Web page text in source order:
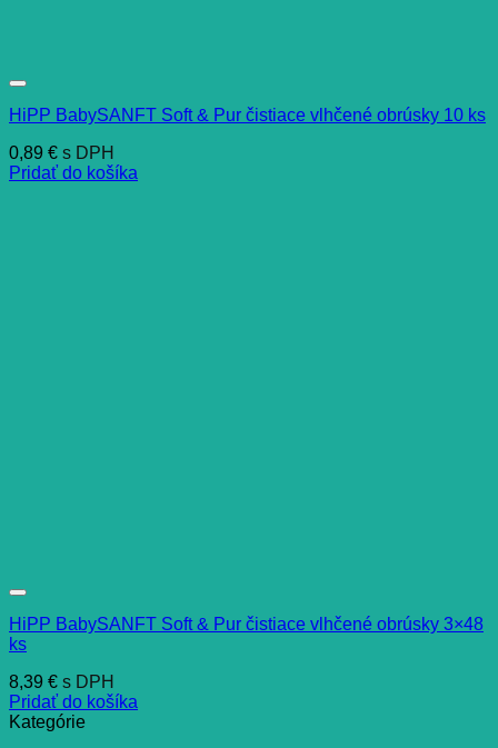
HiPP BabySANFT Soft & Pur čistiace vlhčené obrúsky 10 ks
0,89 € s DPH
Pridať do košíka
HiPP BabySANFT Soft & Pur čistiace vlhčené obrúsky 3×48
ks
8,39 € s DPH
Pridať do košíka
Kategórie